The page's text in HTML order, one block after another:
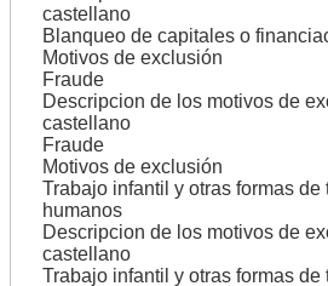
castellano
Blanqueo de capitales o
Motivos de exclusión
Fraude
Descripcion de los motivos de
castellano
Fraude
Motivos de exclusión
Trabajo infantil y otras formas de
humanos
Descripcion de los motivos de
castellano
Trabajo infantil y otras formas de